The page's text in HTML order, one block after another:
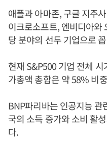
애플과 아마존, 구글 지주
이크로소프트, 엔비디아와
당 분야의 선두 기업으로
현재 S&P500 기업 전체
가총액 총합은 약 58% 비
BNP파리바는 인공지능 관
국의 소득 증가와 소비 활
다.